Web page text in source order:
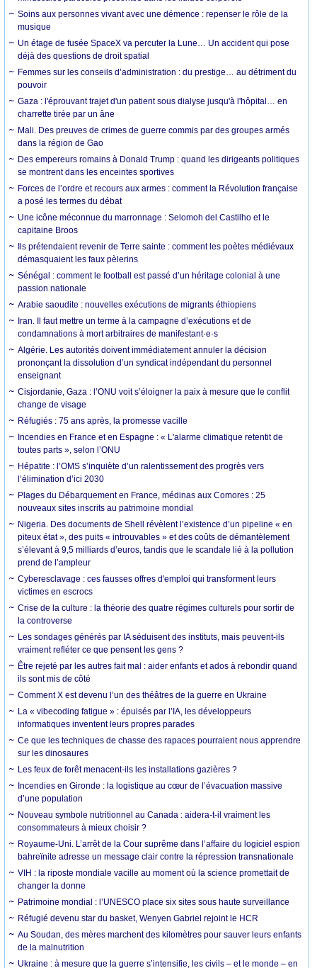
Soins aux personnes vivant avec une démence : repenser le rôle de la
musique
Un étage de fusée SpaceX va percuter la Lune… Un accident qui pose
déjà des questions de droit spatial
Femmes sur les conseils d’administration : du prestige… au détriment du
pouvoir
Gaza : l'éprouvant trajet d'un patient sous dialyse jusqu'à l'hôpital… en
charrette tirée par un âne
Mali. Des preuves de crimes de guerre commis par des groupes armés
dans la région de Gao
Des empereurs romains à Donald Trump : quand les dirigeants politiques
se montrent dans les enceintes sportives
Forces de l’ordre et recours aux armes : comment la Révolution française
a posé les termes du débat
Une icône méconnue du marronnage : Selomoh del Castilho et le
capitaine Broos
Ils prétendaient revenir de Terre sainte : comment les poètes médiévaux
démasquaient les faux pèlerins
Sénégal : comment le football est passé d’un héritage colonial à une
passion nationale
Arabie saoudite : nouvelles exécutions de migrants éthiopiens
Iran. Il faut mettre un terme à la campagne d’exécutions et de
condamnations à mort arbitraires de manifestant·e·s
Algérie. Les autorités doivent immédiatement annuler la décision
prononçant la dissolution d’un syndicat indépendant du personnel
enseignant
Cisjordanie, Gaza : l’ONU voit s’éloigner la paix à mesure que le conflit
change de visage
Réfugiés : 75 ans après, la promesse vacille
Incendies en France et en Espagne : « L'alarme climatique retentit de
toutes parts », selon l’ONU
Hépatite : l’OMS s’inquiète d’un ralentissement des progrès vers
l’élimination d’ici 2030
Plages du Débarquement en France, médinas aux Comores : 25
nouveaux sites inscrits au patrimoine mondial
Nigeria. Des documents de Shell révèlent l’existence d’un pipeline « en
piteux état », des puits « introuvables » et des coûts de démantèlement
s’élevant à 9,5 milliards d’euros, tandis que le scandale lié à la pollution
prend de l’ampleur
Cyberesclavage : ces fausses offres d'emploi qui transforment leurs
victimes en escrocs
Crise de la culture : la théorie des quatre régimes culturels pour sortir de
la controverse
Les sondages générés par IA séduisent des instituts, mais peuvent-ils
vraiment refléter ce que pensent les gens ?
Être rejeté par les autres fait mal : aider enfants et ados à rebondir quand
ils sont mis de côté
Comment X est devenu l’un des théâtres de la guerre en Ukraine
La « vibecoding fatigue » : épuisés par l’IA, les développeurs
informatiques inventent leurs propres parades
Ce que les techniques de chasse des rapaces pourraient nous apprendre
sur les dinosaures
Les feux de forêt menacent-ils les installations gazières ?
Incendies en Gironde : la logistique au cœur de l’évacuation massive
d’une population
Nouveau symbole nutritionnel au Canada : aidera-t-il vraiment les
consommateurs à mieux choisir ?
Royaume-Uni. L’arrêt de la Cour suprême dans l’affaire du logiciel espion
bahreïnite adresse un message clair contre la répression transnationale
VIH : la riposte mondiale vacille au moment où la science promettait de
changer la donne
Patrimoine mondial : l’UNESCO place six sites sous haute surveillance
Réfugié devenu star du basket, Wenyen Gabriel rejoint le HCR
Au Soudan, des mères marchent des kilomètres pour sauver leurs enfants
de la malnutrition
Ukraine : à mesure que la guerre s’intensifie, les civils – et le monde – en